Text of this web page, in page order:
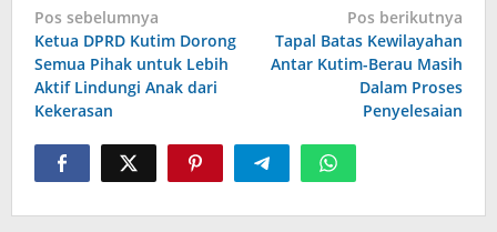
Navigasi
pos
Pos sebelumnya
Ketua DPRD Kutim Dorong
Semua Pihak untuk Lebih
Aktif Lindungi Anak dari
Kekerasan
Pos berikutnya
Tapal Batas Kewilayahan
Antar Kutim-Berau Masih
Dalam Proses
Penyelesaian